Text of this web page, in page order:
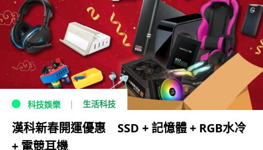
科技娛樂 生活科技
漢科新春開運優惠 SSD + 記憶體 + RGB水冷
+ 電競耳機